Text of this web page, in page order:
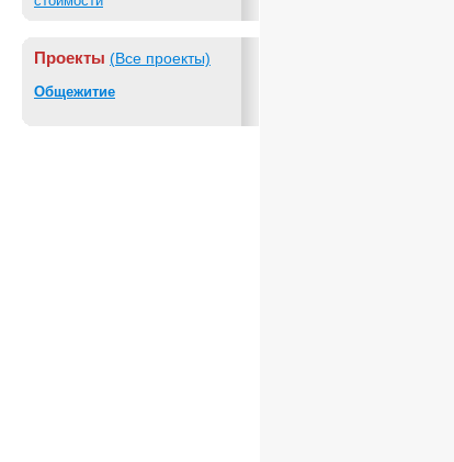
Проекты (Все проекты)
Общежитие